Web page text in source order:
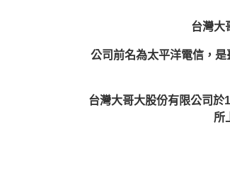
台灣大
公司前名為太平洋電信，
台灣大哥大股份有限公司於
所